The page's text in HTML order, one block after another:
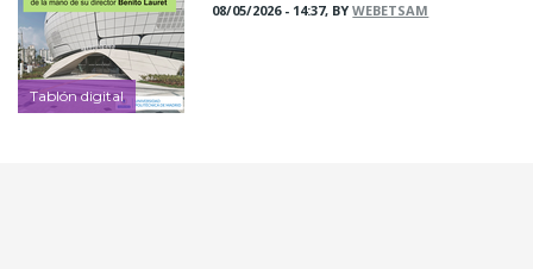
Tablón digital
08/05/2026 - 14:37, BYWEBETSAM